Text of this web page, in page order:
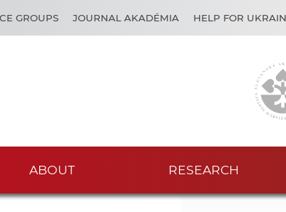
GROUPS JOURNAL AKADÉMIA HELP FOR
ABOUT RESEARCH